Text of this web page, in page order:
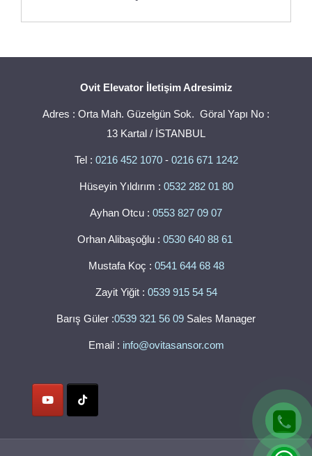
Ovit Elevator İletişim Adresimiz
Adres : Orta Mah. Güzelgün Sok. Göral Yapı No :
13 Kartal / İSTANBUL
Tel : 0216 452 1070- 0216 671 1242
Hüseyin Yıldırım : 0532 282 01 80
Ayhan Otcu : 0553 827 09 07
Orhan Alibaşoğlu : 0530 640 88 61
Mustafa Koç : 0541 644 68 48
Zayit Yiğit : 0539 915 54 54
Barış Güler :0539 321 56 09 Sales Manager
Email : info@ovitasansor.com